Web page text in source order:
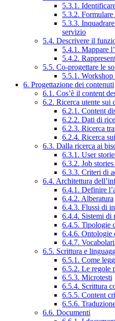
5.3.1.
5.3.2.
5.3.3.
servizio
5.4. Descrivere il
5.4.1. Mappare
5.4.2.
5.5. Co-progettare le
5.5.1.
6. Progettazione dei contenuti
6.1. Cos’è il content
6.2. Ricerca utente sui
6.2.1. Content
6.2.2. Dati di
6.2.3. Ricerca
6.2.4. Ricerca
6.3. Dalla ricerca ai
6.3.1. User
6.3.2. Job
6.3.3. Criteri di
6.4. Architettura
6.4.1. Definire
6.4.2. Alberatura
6.4.3. Flussi di
6.4.4. Sistemi di
6.4.5. Tipologie
6.4.6. Ontologie
6.4.7.
6.5. Scrittura e
6.5.1. Come
6.5.2. Le regole
6.5.3. Microtesti
6.5.4. Scrittura
6.5.5. Content
6.5.6.
6.6. Documenti